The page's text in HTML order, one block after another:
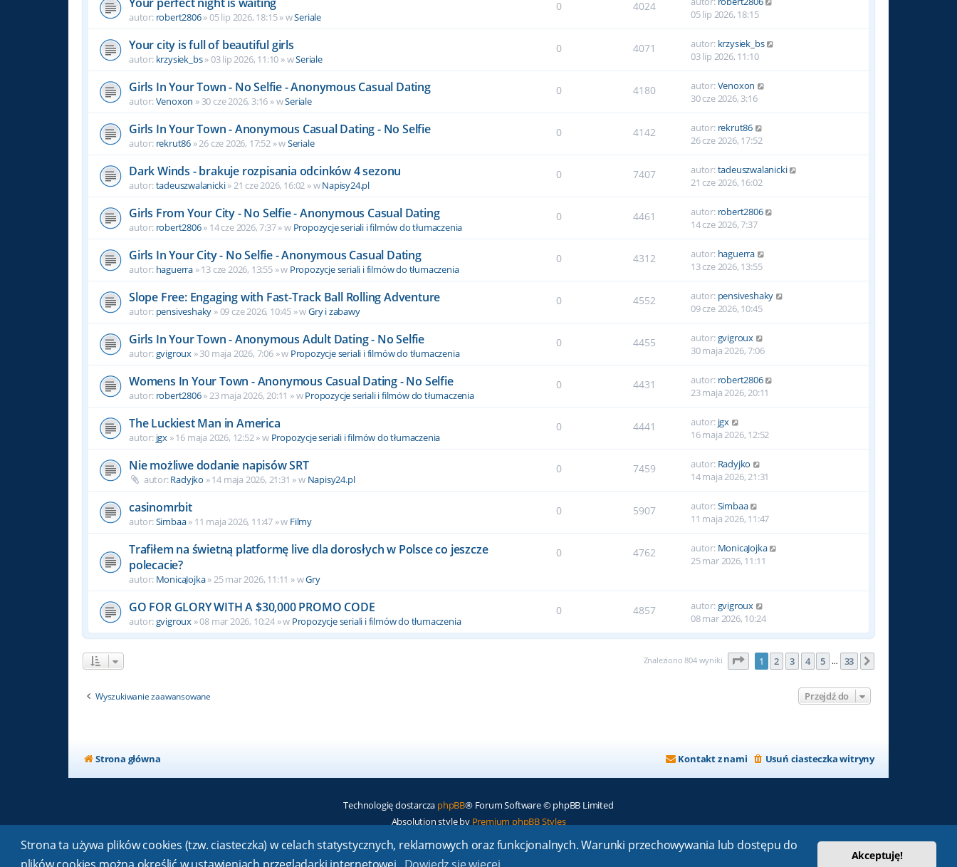
Strona ta używa plików cookies (tzw. ciasteczka) w celach statystycznych, reklamowych oraz funkcjonalnych. Warunki przechowywania lub dostępu do
Akceptuję!
autor: robert2806» 05 lip 2026, 18:15 » wSeriale
0 4024
05 lip 2026, 18:15
Your city is full of beautiful girls
autor: krzysiek_bs» 03 lip 2026, 11:10 » wSeriale
0 4071 autor: krzysiek_bs
03 lip 2026, 11:10
Girls In Your Town - No Selfie - Anonymous Casual Dating
autor:Venoxon » 30 cze 2026, 3:16 » wSeriale
0 4180 autor:Venoxon
30 cze 2026, 3:16
Girls In Your Town - Anonymous Casual Dating - No Selfie
autor: rekrut86 » 26 cze 2026, 17:52 » wSeriale
0 4142 autor: rekrut86
26 cze 2026, 17:52
Dark Winds - brakuje rozpisania odcinków 4 sezonu
autor:tadeuszwalanicki» 21 cze 2026, 16:02 » wNapisy24.pl
0 7407 autor:tadeuszwalanicki
21 cze 2026, 16:02
Girls From Your City - No Selfie - Anonymous Casual Dating
autor: robert2806» 14 cze 2026, 7:37 » w Propozycje seriali i filmów do tłumaczenia
0 4461 autor: robert2806
14 cze 2026, 7:37
Girls In Your City - No Selfie - Anonymous Casual Dating
autor: haguerra » 13 cze 2026, 13:55 » w Propozycje seriali i filmów do tłumaczenia
0 4312 autor: haguerra
13 cze 2026, 13:55
Slope Free: Engaging with Fast-Track Ball Rolling Adventure
autor: pensiveshaky » 09 cze 2026, 10:45 » wGry i zabawy
0 4552 autor: pensiveshaky
09 cze 2026, 10:45
Girls In Your Town - Anonymous Adult Dating - No Selfie
autor:gvigroux » 30 maja 2026, 7:06 » w Propozycje seriali i filmów do tłumaczenia
0 4455 autor:gvigroux
30 maja 2026, 7:06
Womens In Your Town - Anonymous Casual Dating - No Selfie
autor: robert2806» 23 maja 2026, 20:11 » wPropozycje seriali i filmów do tłumaczenia
0 4431 autor: robert2806
23 maja 2026, 20:11
The Luckiest Man in America
autor: jgx » 16 maja 2026, 12:52 » w Propozycje seriali i filmów do tłumaczenia
0 4441 autor: jgx
16 maja 2026, 12:52
Nie możliwe dodanie napisów SRT
autor:Radyjko » 14 maja 2026, 21:31 » w Napisy24.pl
0 7459 autor: Radyjko
14 maja 2026, 21:31
casinomrbit
autor:Simbaa» 11 maja 2026, 11:47 » w Filmy
0 5907 autor:Simbaa
11 maja 2026, 11:47
Trafiłem na świetną platformę live dla dorosłych w Polsce co jeszcze
polecacie?
autor: MonicaJojka» 25 mar 2026, 11:11 » wGry
0 4762 autor: MonicaJojka
25 mar 2026, 11:11
GO FOR GLORY WITH A $30,000 PROMO CODE
autor:gvigroux » 08 mar 2026, 10:24 » w Propozycje seriali i filmów do tłumaczenia
0 4857 autor:gvigroux
08 mar 2026, 10:24
Znaleziono 804 wyniki Strona1 33
1 2 3 4 5 … 33
Wyszukiwanie zaawansowane Przejdź do
Strona główna Usuń ciasteczka witryny
Kontakt z nami
Technologię dostarcza phpBB® Forum Software © phpBB Limited
Absolution style by Premium phpBB Styles
Polski pakiet językowy dostarcza phpBB.pl